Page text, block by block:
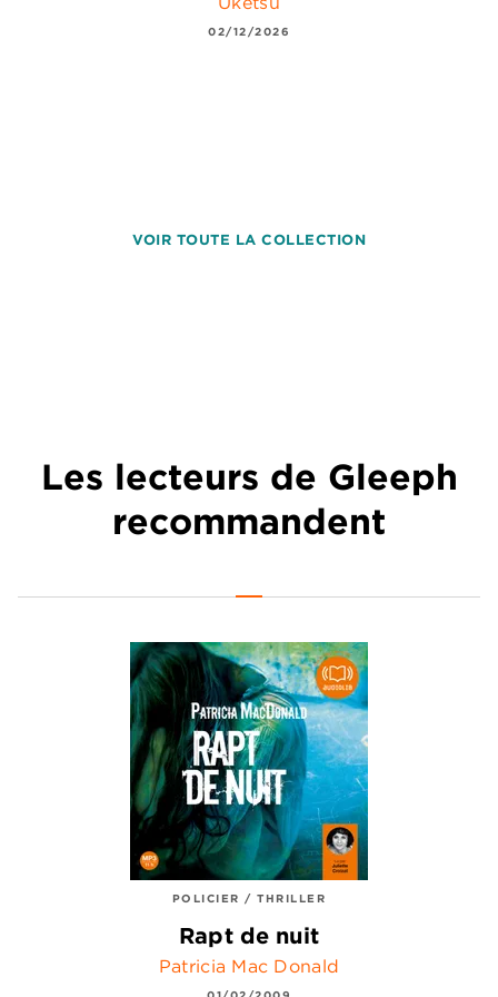
02/12/2026
VOIR TOUTE LA COLLECTION
Les lecteurs de Gleeph
recommandent
POLICIER / THRILLER
Rapt de nuit
Patricia Mac Donald